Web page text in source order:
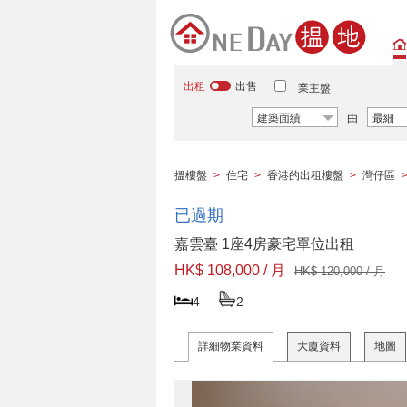
出租 出售 業主盤
建築面績 由 最細
搵樓盤 > 住宅 > 香港的出租樓盤 > 灣仔區 >
已過期
嘉雲臺 1座4房豪宅單位出租
HK$ 108,000 / 月
HK$ 120,000 / 月
4 2
詳細物業資料 大廈資料 地圖